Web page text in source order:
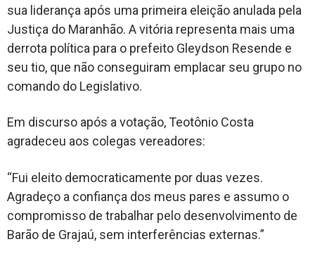
sua liderança após uma primeira eleição anulada pela
Justiça do Maranhão. A vitória representa mais uma
derrota política para o prefeito Gleydson Resende e
seu tio, que não conseguiram emplacar seu grupo no
comando do Legislativo.
Em discurso após a votação, Teotônio Costa
agradeceu aos colegas vereadores:
“Fui eleito democraticamente por duas vezes.
Agradeço a confiança dos meus pares e assumo o
compromisso de trabalhar pelo desenvolvimento de
Barão de Grajaú, sem interferências externas.”